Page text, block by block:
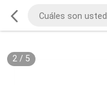
2/ 5